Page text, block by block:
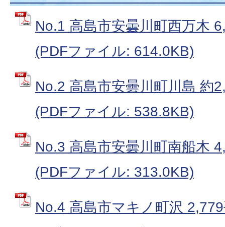
No.1 高島市安曇川町西万木
(PDFファイル: 614.0KB)
No.2 高島市安曇川町川島 約
(PDFファイル: 538.8KB)
No.3 高島市安曇川町南船木
(PDFファイル: 313.0KB)
No.4 高島市マキノ町沢